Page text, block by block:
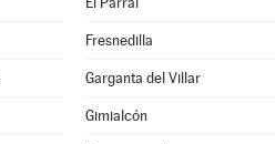
Fresnedilla
Garganta del Villar
Gimialcón